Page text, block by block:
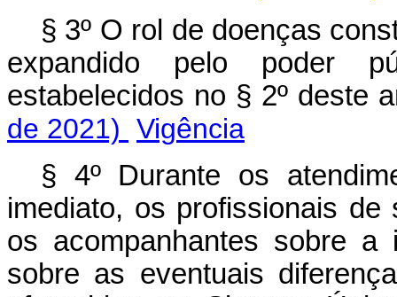
§ 3º O rol de doenças
expandido pelo poder
estabelecidos no § 2º
de 2021) Vigência
§ 4º Durante os
imediato, os profissionais
os acompanhantes sobre
sobre as eventuais